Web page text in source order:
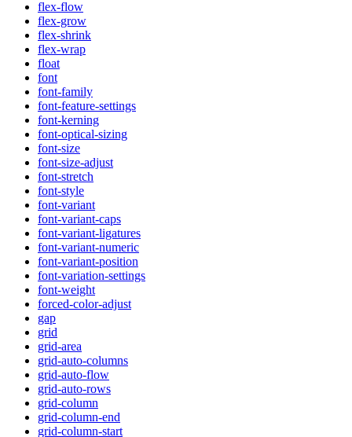
flex-flow
flex-grow
flex-shrink
flex-wrap
float
font
font-family
font-feature-settings
font-kerning
font-optical-sizing
font-size
font-size-adjust
font-stretch
font-style
font-variant
font-variant-caps
font-variant-ligatures
font-variant-numeric
font-variant-position
font-variation-settings
font-weight
forced-color-adjust
gap
grid
grid-area
grid-auto-columns
grid-auto-flow
grid-auto-rows
grid-column
grid-column-end
grid-column-start